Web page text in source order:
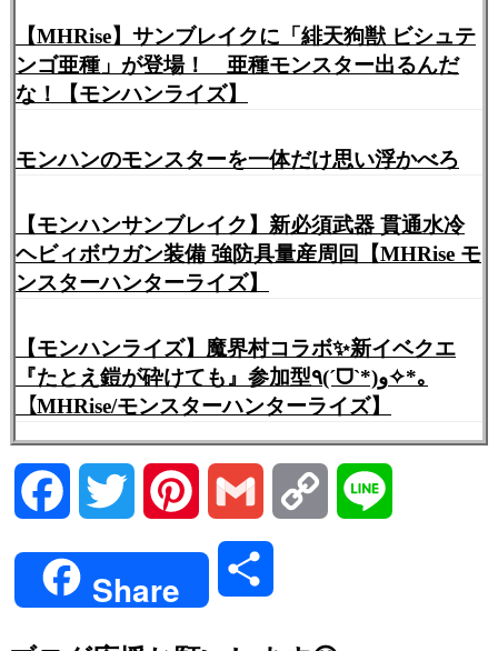
【MHRise】サンブレイクに「緋天狗獣 ビシュテ
ンゴ亜種」が登場！ 亜種モンスター出るんだ
な！【モンハンライズ】
モンハンのモンスターを一体だけ思い浮かべろ
【モンハンサンブレイク】新必須武器 貫通水冷
ヘビィボウガン装備 強防具量産周回【MHRise モ
ンスターハンターライズ】
【モンハンライズ】魔界村コラボ✨新イベクエ
『たとえ鎧が砕けても』参加型٩(ˊᗜˋ*)و✧*｡
【MHRise/モンスターハンターライズ】
Facebook Twitter Pinterest Gmail Copy
Share